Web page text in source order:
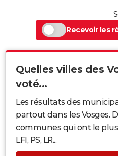
Recevoir les
Quelles villes des
voté...
Les résultats des
partout dans les Vosges.
communes qui ont le
LFI, PS, LR...